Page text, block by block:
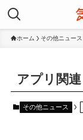
ホーム その他ニュース
アプリ関連
その他ニュース